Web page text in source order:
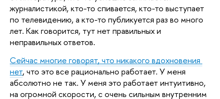
журналистикой, кто-то спивается, кто-то выступает
по телевидению, а кто-то публикуется раз во много
лет. Как говорится, тут нет правильных и
неправильных ответов.
Сейчас многие говорят, что никакого вдохновения
нет, что это все рационально работает. У меня
абсолютно не так. У меня это работает интуитивно,
на огромной скорости, с очень сильным внутренним